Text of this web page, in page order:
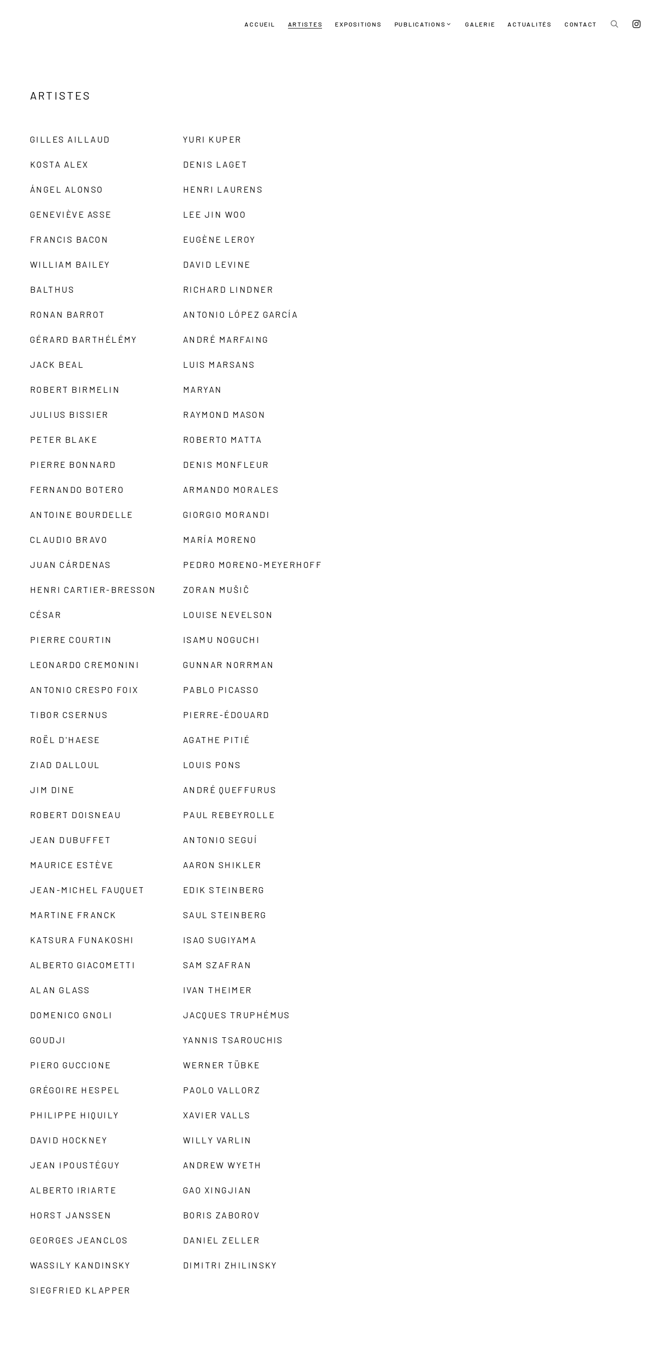
ACCUEIL ARTISTES EXPOSITIONS PUBLICATIONS GALERIE ACTUALITÉS CONTACT
ARTISTES
GILLES AILLAUD
KOSTA ALEX
ÁNGEL ALONSO
GENEVIÈVE ASSE
FRANCIS BACON
WILLIAM BAILEY
BALTHUS
RONAN BARROT
GÉRARD BARTHÉLÉMY
JACK BEAL
ROBERT BIRMELIN
JULIUS BISSIER
PETER BLAKE
PIERRE BONNARD
FERNANDO BOTERO
ANTOINE BOURDELLE
CLAUDIO BRAVO
JUAN CÁRDENAS
HENRI CARTIER-BRESSON
CÉSAR
PIERRE COURTIN
LEONARDO CREMONINI
ANTONIO CRESPO FOIX
TIBOR CSERNUS
ROËL D'HAESE
ZIAD DALLOUL
JIM DINE
ROBERT DOISNEAU
JEAN DUBUFFET
MAURICE ESTÈVE
JEAN-MICHEL FAUQUET
MARTINE FRANCK
KATSURA FUNAKOSHI
ALBERTO GIACOMETTI
ALAN GLASS
DOMENICO GNOLI
GOUDJI
PIERO GUCCIONE
GRÉGOIRE HESPEL
PHILIPPE HIQUILY
DAVID HOCKNEY
JEAN IPOUSTÉGUY
ALBERTO IRIARTE
HORST JANSSEN
GEORGES JEANCLOS
WASSILY KANDINSKY
SIEGFRIED KLAPPER
YURI KUPER
DENIS LAGET
HENRI LAURENS
LEE JIN WOO
EUGÈNE LEROY
DAVID LEVINE
RICHARD LINDNER
ANTONIO LÓPEZ GARCÍA
ANDRÉ MARFAING
LUIS MARSANS
MARYAN
RAYMOND MASON
ROBERTO MATTA
DENIS MONFLEUR
ARMANDO MORALES
GIORGIO MORANDI
MARÍA MORENO
PEDRO MORENO-MEYERHOFF
ZORAN MUŠIČ
LOUISE NEVELSON
ISAMU NOGUCHI
GUNNAR NORRMAN
PABLO PICASSO
PIERRE-ÉDOUARD
AGATHE PITIÉ
LOUIS PONS
ANDRÉ QUEFFURUS
PAUL REBEYROLLE
ANTONIO SEGUÍ
AARON SHIKLER
EDIK STEINBERG
SAUL STEINBERG
ISAO SUGIYAMA
SAM SZAFRAN
IVAN THEIMER
JACQUES TRUPHÉMUS
YANNIS TSAROUCHIS
WERNER TÜBKE
PAOLO VALLORZ
XAVIER VALLS
WILLY VARLIN
ANDREW WYETH
GAO XINGJIAN
BORIS ZABOROV
DANIEL ZELLER
DIMITRI ZHILINSKY